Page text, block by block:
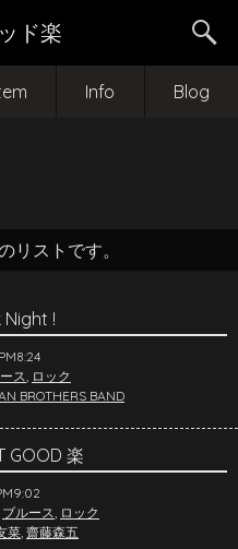
ド楽
Info Blog
リストです。
Night !
ス, ロック
BROTHERS BAND
GOOD 楽
ブルース, ロック
菜, 齋藤森五